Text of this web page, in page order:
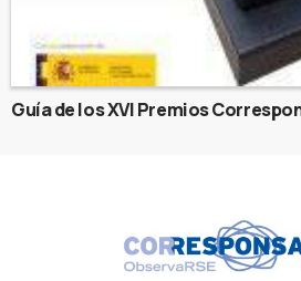
Guía de los XVI Premios